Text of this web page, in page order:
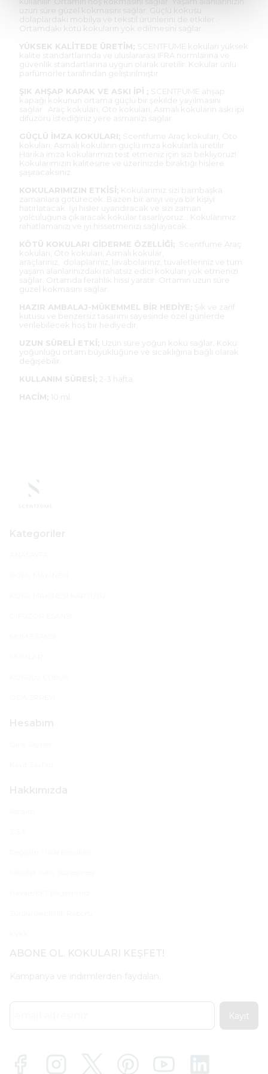
uzun süre güzel kokmasını sağlar. Güçlü kokusu
dolaplardaki mobilya ve tekstil ürünlerini de etkiler.
Ortamdaki kötü kokuların yok edilmesini sağlar.
YÜKSEK KALİTEDE ÜRETİM; SCENTFUME kokuları yüksek
kalite standartlarında ve uluslararası IFRA normlarına ve
güvenlik standartlarına uygun olarak üretilir. Kokular ünlü
parfümörler tarafından geliştirilmiştir.
ŞIK AHŞAP KAPAK VE ASKI İPİ ;
SCENTFUME ahşap
kapağı kokunun ortama güçlü bir şekilde yayılmasını
sağlar. Araç kokuları, Oto kokuları, Asmalı kokuların askı ipi
difüzörü istediğiniz yere asmanızı sağlar.
GÜÇLÜ İMZA KOKULARI; Scentfume Araç kokuları, Oto
kokuları, Asmalı kokuların güçlü imza kokularla üretilir.
Harika imza kokularımızı test etmeniz için sizi bekliyoruz!
Kokularımızın kalitesine ve üzerinizde bıraktığı hislere
şaşıracaksınız.
KOKULARIMIZIN ETKİSİ;
Kokularımız sizi bambaşka
zamanlara götürecek. Bazen bir anıyı veya bir kişiyi
hatırlatacak. İyi hisler uyandıracak ve sizi zaman
yolculuğuna çıkaracak kokular tasarlıyoruz... Kokularımız
rahatlamanızı ve iyi hissetmenizi sağlayacak...
KÖTÜ KOKULARI GİDERME ÖZELLİĞİ;
Scentfume Araç
kokuları, Oto kokuları, Asmalı kokular,
araçlarınız, dolaplarınız, lavabolarınız, tuvaletleriniz ve tüm
yaşam alanlarınızdaki rahatsız edici kokuları yok etmenizi
sağlar. Ortamda ferahlık hissi yaratır. Ortamın uzun süre
güzel kokmasını sağlar.
HAZIR AMBALAJ-MÜKEMMEL BİR HEDİYE;
Şık ve zarif
kutusu ve benzersiz tasarımı sayesinde özel günlerde
verilebilecek hoş bir hediyedir.
UZUN SÜRELİ ETKİ;
Uzun süre yoğun koku sağlar. Koku
yoğunluğu ortam büyüklüğüne ve sıcaklığına bağlı olarak
değişebilir.
KULLANIM SÜRESİ;
2-3 hafta.
HACİM;
10 ml.
ABONE OL. KOKULARI KEŞFET!
Kampanya ve indirmlerden faydalan.
Kayıt